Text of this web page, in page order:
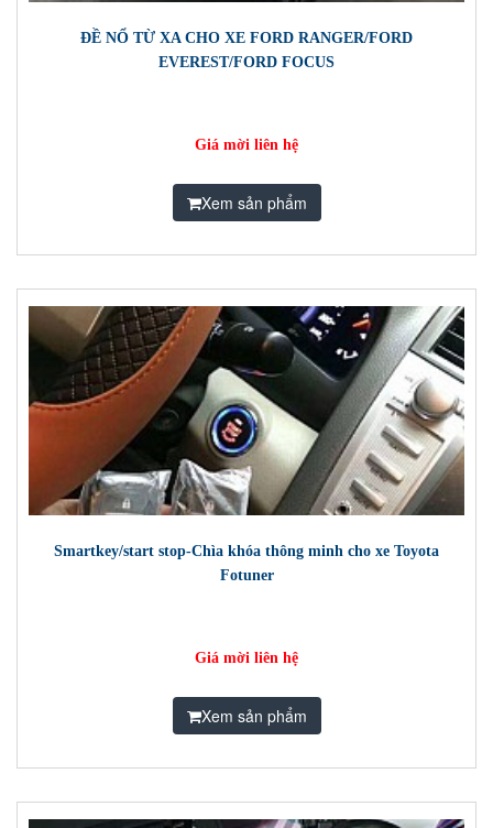
ĐỀ NỔ TỪ XA CHO XE FORD RANGER/FORD
EVEREST/FORD FOCUS
Giá mời liên hệ
Xem sản phẩm
Smartkey/start stop-Chìa khóa thông minh cho xe Toyota
Fotuner
Giá mời liên hệ
Xem sản phẩm